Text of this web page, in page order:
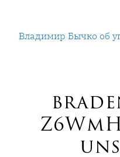
содержимому
Владимир Бычко об